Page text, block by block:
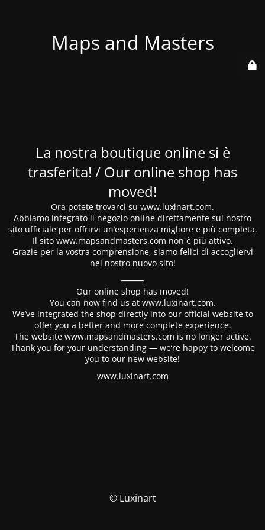
Maps and Masters
La nostra boutique online si è
trasferita! / Our online shop has
moved!
Ora potete trovarci su www.luxinart.com.
Abbiamo integrato il negozio online direttamente sul nostro
sito ufficiale per offrirvi un’esperienza migliore e più completa.
Il sito www.mapsandmasters.com non è più attivo.
Grazie per la vostra comprensione, siamo felici di accogliervi
nel nostro nuovo sito!
⸻
Our online shop has moved!
You can now find us at www.luxinart.com.
We’ve integrated the shop directly into our official website to
offer you a better and more complete experience.
The website www.mapsandmasters.com is no longer active.
Thank you for your understanding — we’re happy to welcome
you to our new website!
www.luxinart.com
© Luxinart